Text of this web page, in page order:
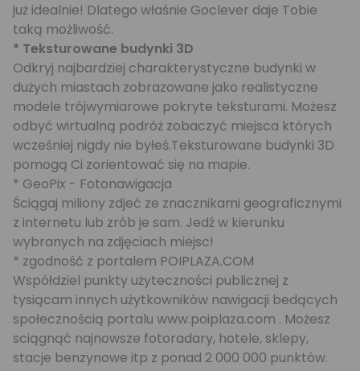
już idealnie! Dlatego właśnie Goclever daje Tobie
taką możliwość.
* Teksturowane budynki 3D
Odkryj najbardziej charakterystyczne budynki w
dużych miastach zobrazowane jako realistyczne
modele trójwymiarowe pokryte teksturami. Możesz
odbyć wirtualną podróż zobaczyć miejsca których
wcześniej nigdy nie byłeś.Teksturowane budynki 3D
pomogą Ci zorientować się na mapie.
* GeoPix - Fotonawigacja
Ściągaj miliony zdjeć ze znacznikami geograficznymi
z internetu lub zrób je sam. Jedź w kierunku
wybranych na zdjęciach miejsc!
* zgodność z portalem POIPLAZA.COM
Współdziel punkty użyteczności publicznej z
tysiącam innych użytkowników nawigacji bedących
społecznością portalu www.poiplaza.com . Możesz
sciągnąć najnowsze fotoradary, hotele, sklepy,
stacje benzynowe itp z ponad 2 000 000 punktów.